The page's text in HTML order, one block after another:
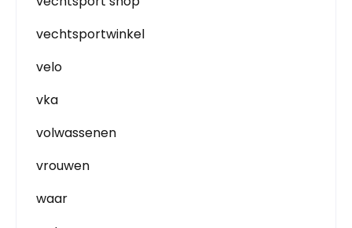
vechtsportwinkel
velo
vka
volwassenen
vrouwen
waar